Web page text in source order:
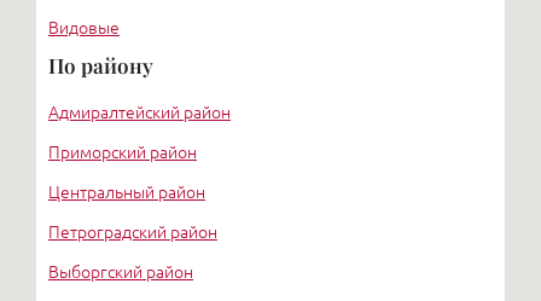
Видовые
По району
Адмиралтейский район
Приморский район
Центральный район
Петроградский район
Выборгский район